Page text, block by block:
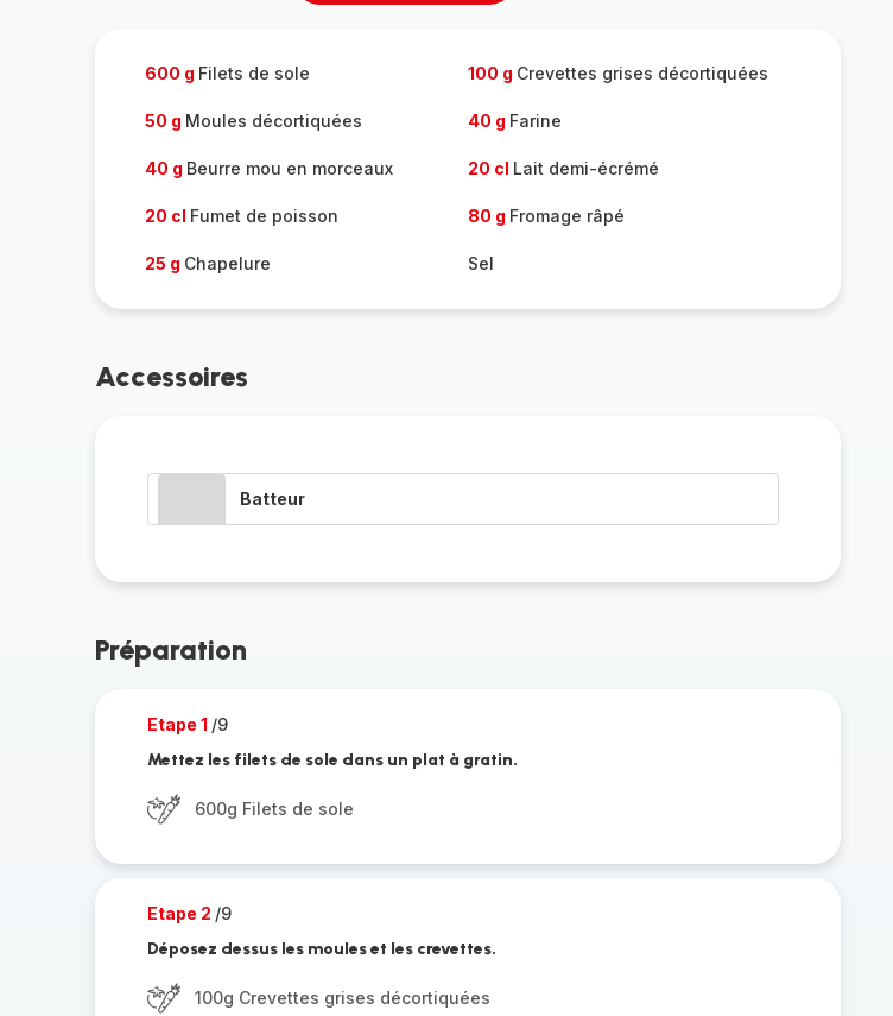
600 g Filets de sole 100 g Crevettes grises décortiquées
50 g Moules décortiquées 40 g Farine
40 g Beurre mou en morceaux 20 cl Lait demi-écrémé
20 cl Fumet de poisson 80 g Fromage râpé
25 g Chapelure Sel
Accessoires
Batteur
Préparation
Etape 1 /9
Mettez les filets de sole dans un plat à gratin.
600g Filets de sole
Etape 2 /9
Déposez dessus les moules et les crevettes.
100g Crevettes grises décortiquées